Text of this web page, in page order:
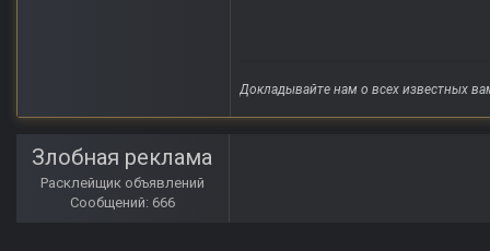
Докладывайте нам о всех известных
Злобная реклама
Расклейщик объявлений
Сообщений: 666